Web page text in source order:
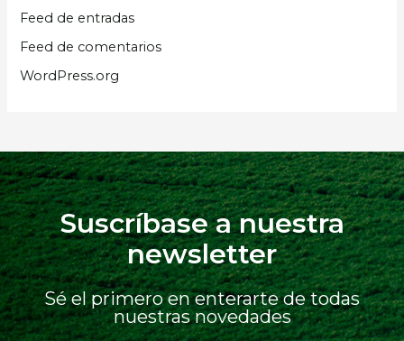
Feed de entradas
Feed de comentarios
WordPress.org
Suscríbase a nuestra
newsletter
Sé el primero en enterarte de todas
nuestras novedades